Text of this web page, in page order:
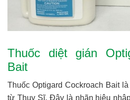
Thuốc diệt gián
Bait
Thuốc Optigard Cockroach Bait
từ Thụy Sĩ. Đây là nhãn hiệu